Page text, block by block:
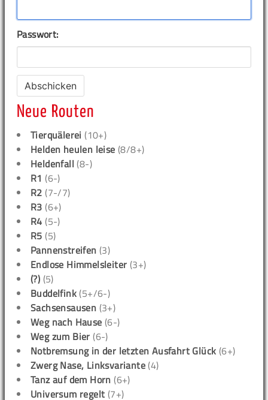
Passwort:
Neue Routen
Tierquälerei (10+)
Helden heulen leise (8/8+)
Heldenfall (8-)
R1 (6-)
R2 (7-/7)
R3 (6+)
R4 (5-)
R5 (5)
Pannenstreifen (3)
Endlose Himmelsleiter (3+)
(?) (5)
Buddelfink (5+/6-)
Sachsensausen (3+)
Weg nach Hause (6-)
Weg zum Bier (6-)
Notbremsung in der letzten Ausfahrt Glück (6+)
Zwerg Nase, Linksvariante (4)
Tanz auf dem Horn (6+)
Universum regelt (7+)